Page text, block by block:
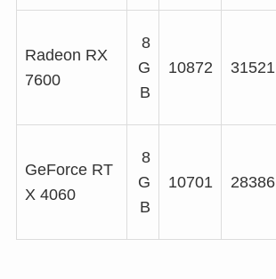
Radeon RX
7600
8
G
B
10872 31521
GeForce RT
X 4060
8
G
B
10701 28386